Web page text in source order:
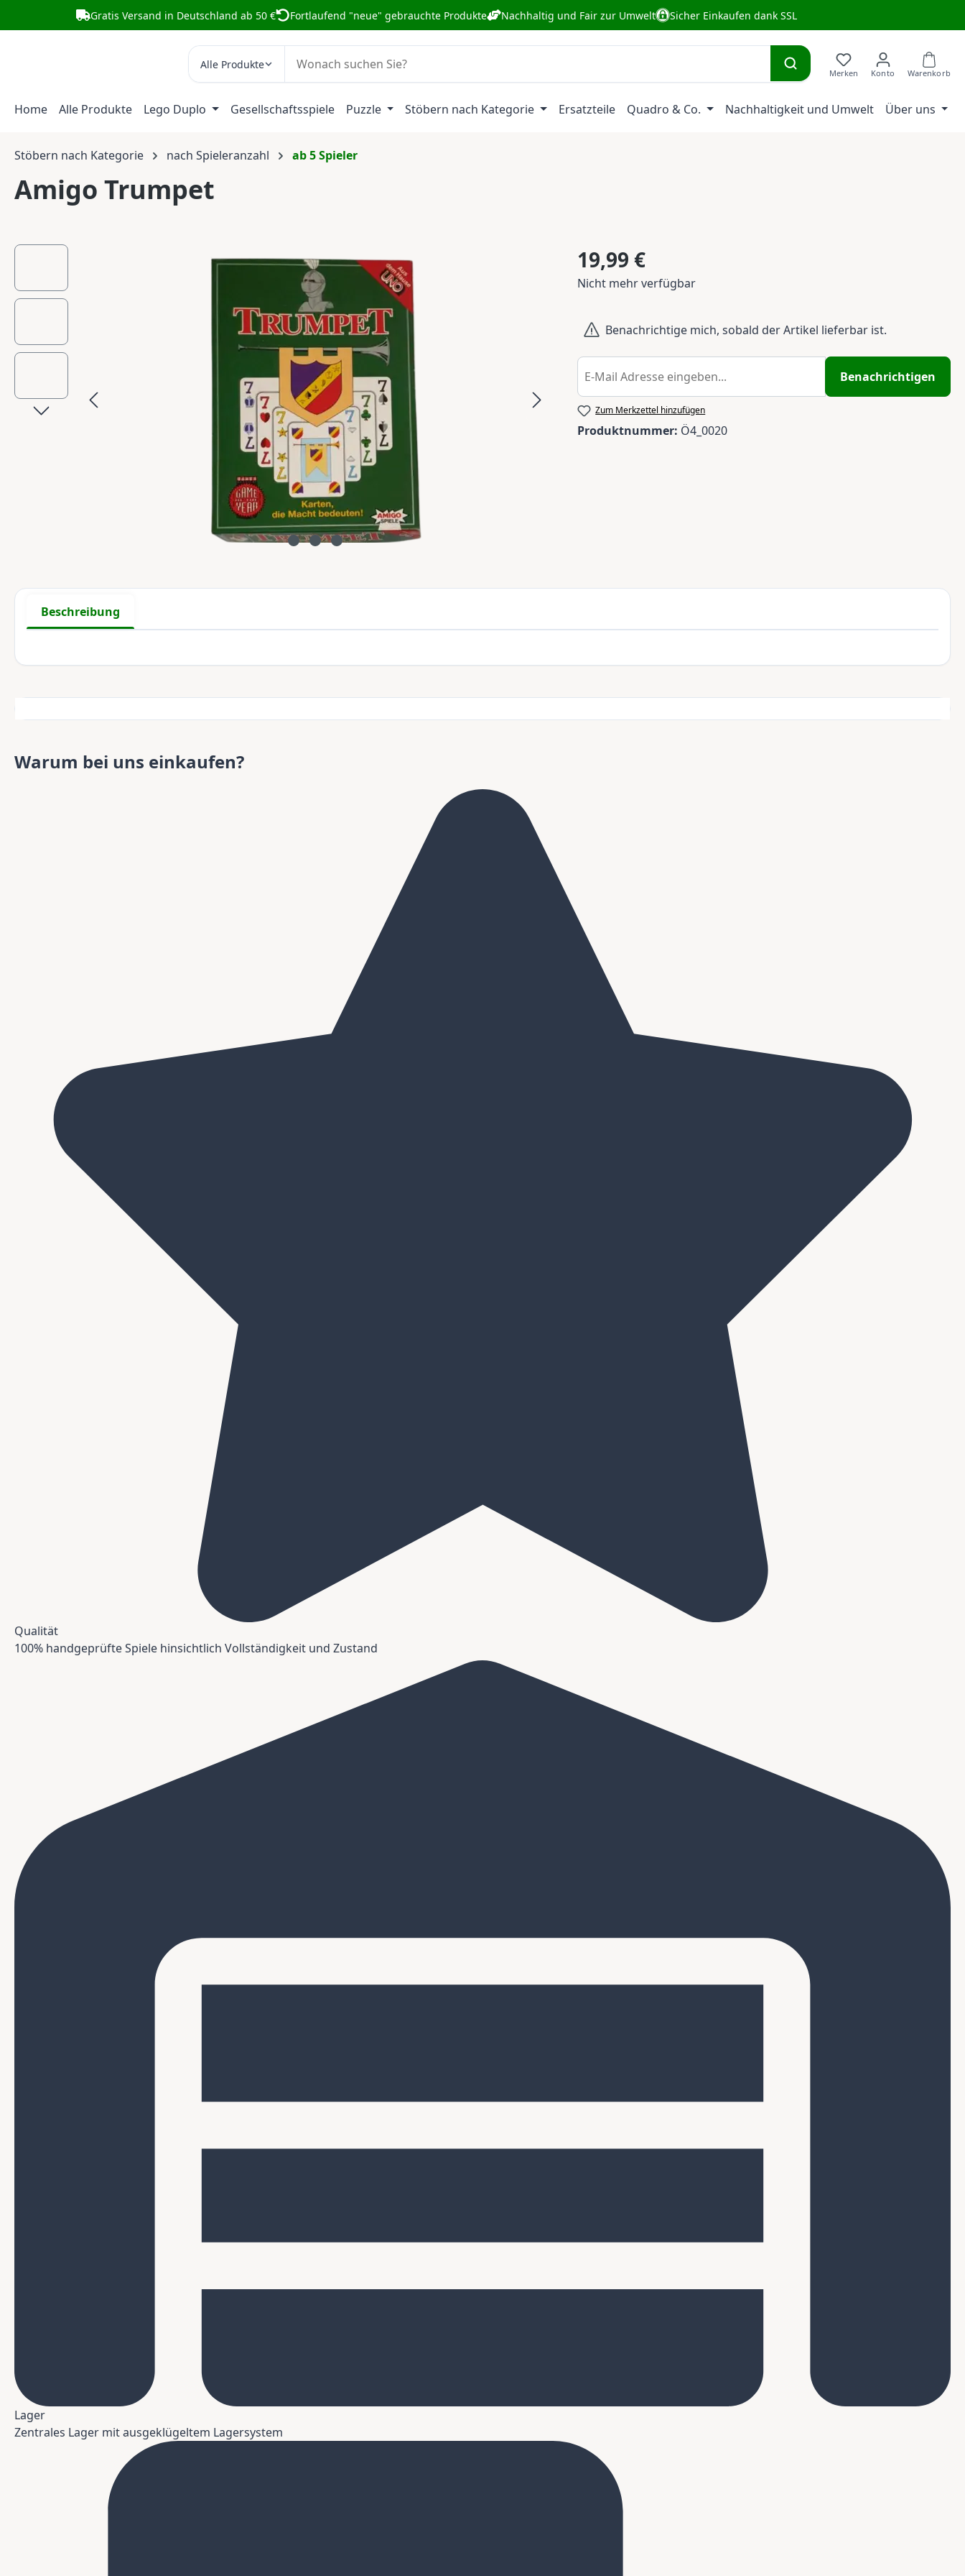
Hauptinhalt springen
Zur Suche springen
Zur Hauptnavigation springen
Gratis Versand in Deutschland ab 50 € Fortlaufend "neue" gebrauchte Produkte Nachhaltig und Fair zur Umwelt Sicher Einkaufen dank SSL
Alle Produkte
Home Alle Produkte Lego Duplo Gesellschaftsspiele Puzzle Stöbern nach Kategorie Ersatzteile Quadro & Co. Nachhaltigkeit und Umwelt Über uns
Stöbern nach Kategorie nach Spieleranzahl ab 5 Spieler
Amigo Trumpet
Bildergalerie überspringen Regulärer Preis:
19,99 €
Nicht mehr verfügbar
Benachrichtige mich, sobald der Artikel lieferbar ist.
Benachrichtigen
Zum Merkzettel hinzufügen
Produktnummer: Ö4_0020
Beschreibung
Warum bei uns einkaufen?
Qualität
100% handgeprüfte Spiele hinsichtlich Vollständigkeit und Zustand
Lager
Zentrales Lager mit ausgeklügeltem Lagersystem